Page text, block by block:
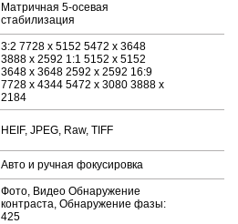
Матричная 5-осевая
стабилизация
3:2 7728 x 5152 5472 x 3648
3888 x 2592 1:1 5152 x 5152
3648 x 3648 2592 x 2592 16:9
7728 x 4344 5472 x 3080 3888 x
2184
HEIF, JPEG, Raw, TIFF
Авто и ручная фокусировка
Фото, Видео Обнаружение
контраста, Обнаружение фазы:
425